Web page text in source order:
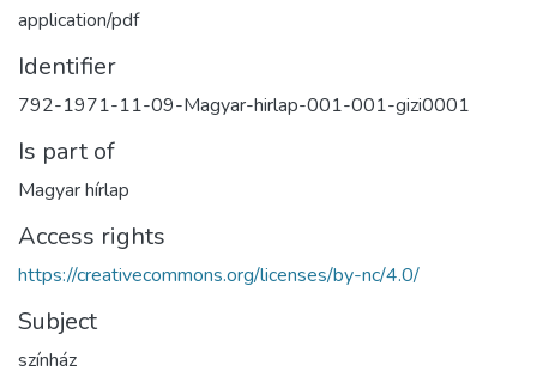
application/pdf
Identifier
792-1971-11-09-Magyar-hirlap-001-001-gizi0001
Is part of
Magyar hírlap
Access rights
https://creativecommons.org/licenses/by-nc/4.0/
Subject
színház